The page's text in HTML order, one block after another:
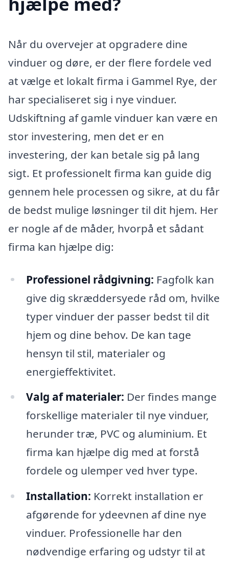
Når du overvejer at opgradere dine
vinduer og døre, er der flere fordele ved
at vælge et lokalt firma i Gammel Rye, der
har specialiseret sig i nye vinduer.
Udskiftning af gamle vinduer kan være en
stor investering, men det er en
investering, der kan betale sig på lang
sigt. Et professionelt firma kan guide dig
gennem hele processen og sikre, at du får
de bedst mulige løsninger til dit hjem. Her
er nogle af de måder, hvorpå et sådant
firma kan hjælpe dig:
Professionel rådgivning: Fagfolk kan
give dig skræddersyede råd om, hvilke
typer vinduer der passer bedst til dit
hjem og dine behov. De kan tage
hensyn til stil, materialer og
energieffektivitet.
Valg af materialer: Der findes mange
forskellige materialer til nye vinduer,
herunder træ, PVC og aluminium. Et
firma kan hjælpe dig med at forstå
fordele og ulemper ved hver type.
Installation: Korrekt installation er
afgørende for ydeevnen af dine nye
vinduer. Professionelle har den
nødvendige erfaring og udstyr til at